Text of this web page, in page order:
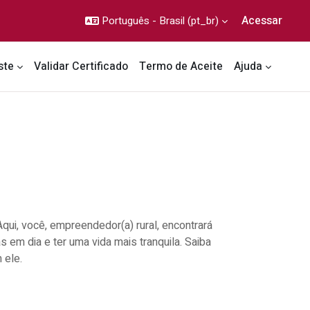
Português - Brasil ‎(pt_br)‎ Acessar
Validar Certificado Termo de Aceite Ajuda
você, empreendedor(a) rural, encontrará
dia e ter uma vida mais tranquila. Saiba
ele.